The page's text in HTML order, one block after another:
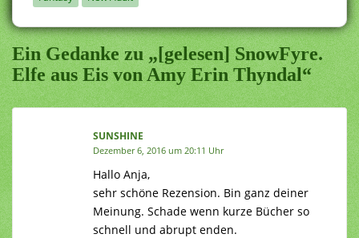
Ein Gedanke zu „[gelesen] SnowFyre.
Elfe aus Eis von Amy Erin Thyndal“
SUNSHINE
Dezember 6, 2016 um 20:11 Uhr
Hallo Anja,
sehr schöne Rezension. Bin ganz deiner
Meinung. Schade wenn kurze Bücher so
schnell und abrupt enden.